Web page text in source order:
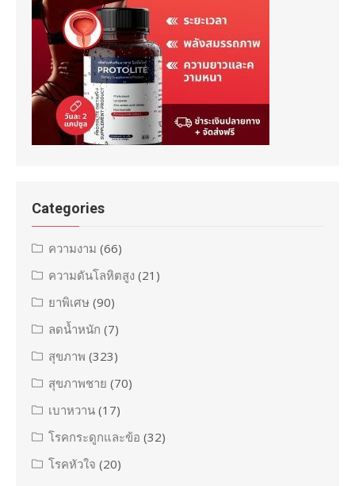
Categories
ความงาม (66)
ความดันโลหิตสูง (21)
ยาพิเศษ (90)
ลดน้ำหนัก (7)
สุขภาพ (323)
สุขภาพชาย (70)
เบาหวาน (17)
โรคกระดูกและข้อ (32)
โรคหัวใจ (20)